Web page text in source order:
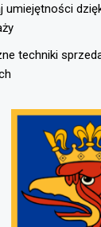
umiejętności
techniki